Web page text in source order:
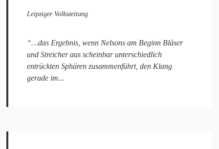
Leipziger Volkszeitung
“…das Ergebnis, wenn Nelsons am Beginn Bläser
und Streicher aus scheinbar unterschiedlich
entrückten Sphären zusammenführt, den Klang
gerade im...